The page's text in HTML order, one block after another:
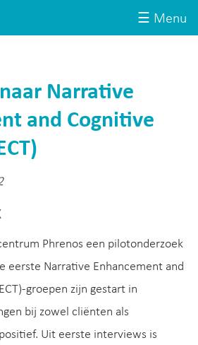
☰ Menu
Narrative
and Cognitive
Phrenos een pilotonderzoek
eerste Narrative Enhancement and
groepen zijn gestart in
bij zowel cliënten als
Uit eerste interviews is